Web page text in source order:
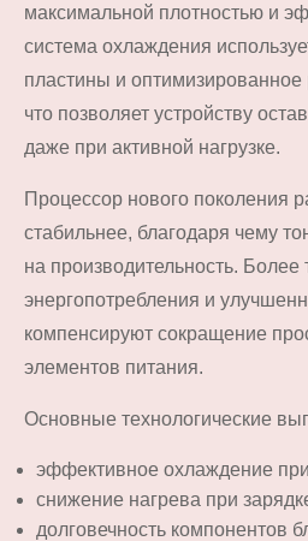
максимальной плотностью и
система охлаждения
пластины и оптимизированное
что позволяет устройству
даже при активной нагрузке.
Процессор нового поколения
стабильнее, благодаря чему
на производительность. Более
энергопотребления и
компенсируют сокращение
элементов питания.
Основные технологические
эффективное охлаждение
снижение нагрева при
долговечность компонентов